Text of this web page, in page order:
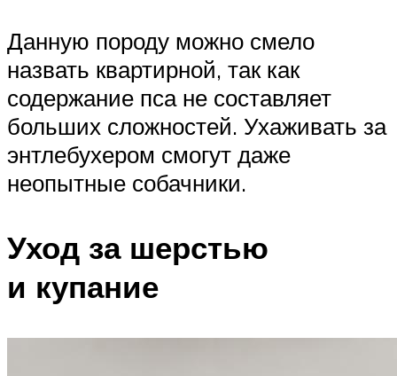
Данную породу можно смело
назвать квартирной, так как
содержание пса не составляет
больших сложностей. Ухаживать за
энтлебухером смогут даже
неопытные собачники.
Уход за шерстью
и купание